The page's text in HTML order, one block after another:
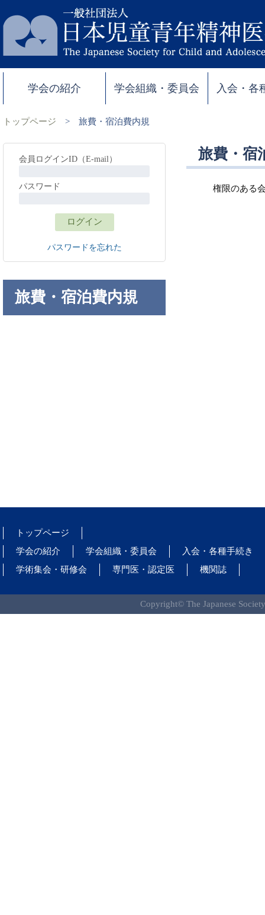
学会の紹介 学会組織・委員会 入会・各
トップページ > 旅費・宿泊費内規
旅費・宿
権限のある
会員ログインID（E-mail）
パスワード
パスワードを忘れた
旅費・宿泊費内規
トップページ
学会の紹介
学会組織・委員会
入会・各種手続き
学術集会・研修会
専門医・認定医 機関誌
Copyright© The Japanese